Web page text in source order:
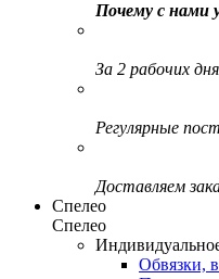
Почему с нами
За 2 рабочих
Регулярные
Доставляем
Спелео
Спелео
Обвязки,